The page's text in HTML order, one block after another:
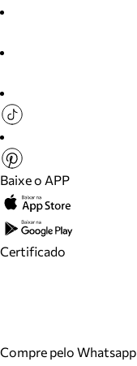
Baixe o APP
Certificado
Compre pelo Whatsapp